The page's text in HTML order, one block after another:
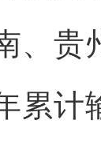
、贵
累计